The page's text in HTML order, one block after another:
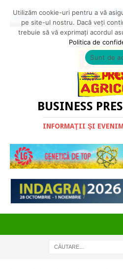
BUSINESS
INFORMAŢII ŞI
Utilizăm cookie-uri pentru a vă
pe site-ul nostru. Dacă veți
trebuie să vă exprimați acordul
Politica de
Sunt de